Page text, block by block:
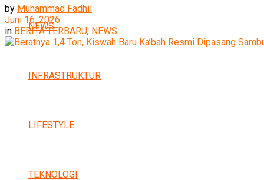
NEWS
INFRASTRUKTUR
LIFESTYLE
TEKNOLOGI
by Muhammad Fadhil
Juni 16, 2026
in BERITA TERBARU, NEWS